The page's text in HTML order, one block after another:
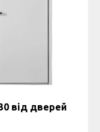
від дверей